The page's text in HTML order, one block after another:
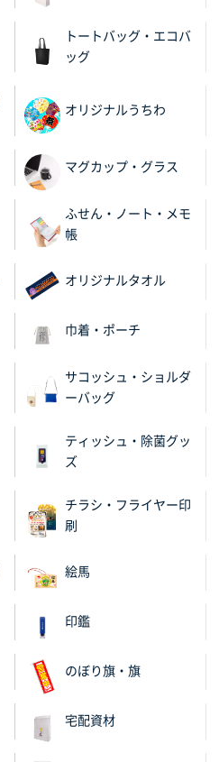
トートバッグ・エコバ
ッグ
オリジナルうちわ
マグカップ・グラス
ふせん・ノート・メモ
帳
オリジナルタオル
巾着・ポーチ
サコッシュ・ショルダ
ーバッグ
ティッシュ・除菌グッ
ズ
チラシ・フライヤー印
刷
絵馬
印鑑
のぼり旗・旗
宅配資材